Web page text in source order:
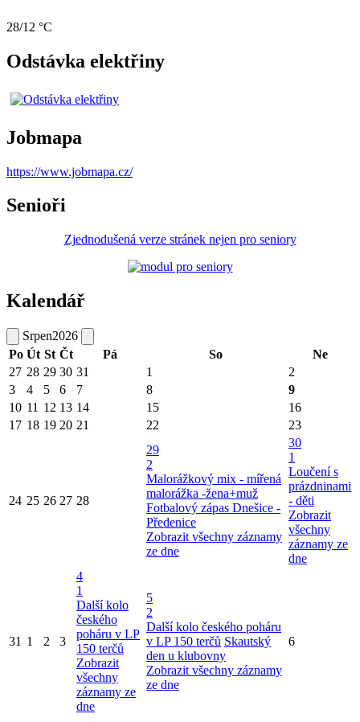
28/12 °C
Odstávka elektřiny
Jobmapa
https://www.jobmapa.cz/
Senioři
Zjednodušená verze stránek nejen pro seniory
Kalendář
Srpen2026
Po Út St Čt Pá So
Ne
27 28 29 30 31 1
2
3
4 5 6 7 8
9
10 11 12 13 14 15
16
17 18 19 20 21 22 23
24 25 26 27 28
29
2
Malorážkový mix - mířená
malorážka -žena+muž
Fotbalový zápas Dnešice -
Předenice
Zobrazit všechny záznamy
ze dne
30
1
Loučení s
prázdninami
- děti
Zobrazit
všechny
záznamy ze
dne
31 1 2 3
4
1
Další kolo
českého
poháru v LP
150 terčů
Zobrazit
všechny
záznamy ze
dne
5
2
Další kolo českého poháru
v LP 150 terčů Skautský
den u klubovny
Zobrazit všechny záznamy
ze dne
6